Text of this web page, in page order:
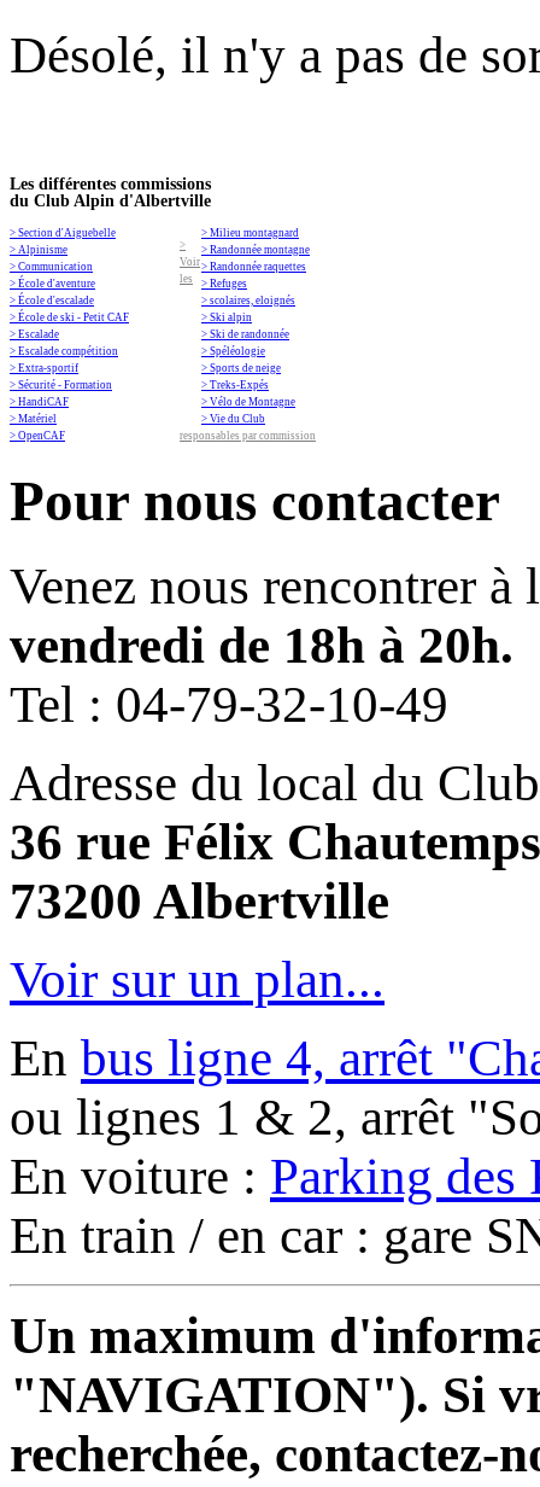
Désolé, il n'y a pas de
Les différentes commissions
du Club Alpin d'Albertville
> Section d'Aiguebelle
> Alpinisme
> Communication
> École d'aventure
> École d'escalade
> École de ski - Petit CAF
> Escalade
> Escalade compétition
> Extra-sportif
> Sécurité - Formation
> HandiCAF
> Matériel
> OpenCAF
> Milieu montagnard
> Randonnée montagne
> Randonnée raquettes
> Refuges
> scolaires, eloignés
> Ski alpin
> Ski de randonnée
> Spéléologie
> Sports de neige
> Treks-Expés
> Vélo de Montagne
> Vie du Club
>
Voir
les
responsables par commission
Pour nous contacter
Venez nous rencontrer à
vendredi de 18h à 20h.
Tel : 04-79-32-10-49
Adresse du local du
36 rue Félix Chautemps
73200 Albertville
Voir sur un plan...
En bus ligne 4, arrêt
ou lignes 1 & 2, arrêt
En voiture : Parking des
En train / en car : gare
Un maximum
"NAVIGATION"). Si
recherchée, contactez-